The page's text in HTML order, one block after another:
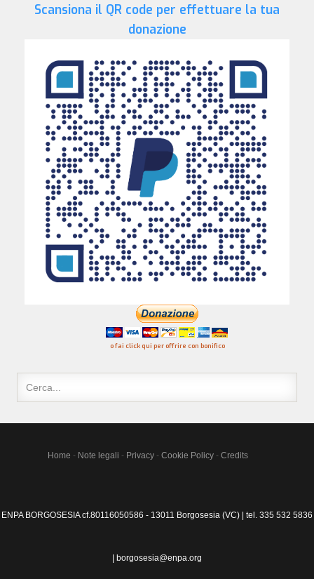
Scansiona il QR code per effettuare la tua
donazione
o fai click qui per offrire con bonifico
Home - Note legali - Privacy- Cookie Policy- Credits
ENPA BORGOSESIA cf.80116050586 - 13011 Borgosesia (VC) | tel. 335 532 5836
| borgosesia@enpa.org